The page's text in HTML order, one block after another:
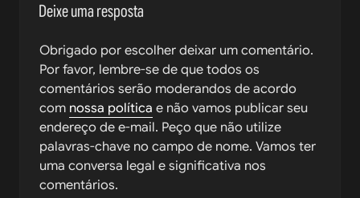
Deixe uma resposta
Obrigado por escolher deixar um comentário.
Por favor, lembre-se de que todos os
comentários serão moderandos de acordo
com nossa política e não vamos publicar seu
endereço de e-mail. Peço que não utilize
palavras-chave no campo de nome. Vamos ter
uma conversa legal e significativa nos
comentários.